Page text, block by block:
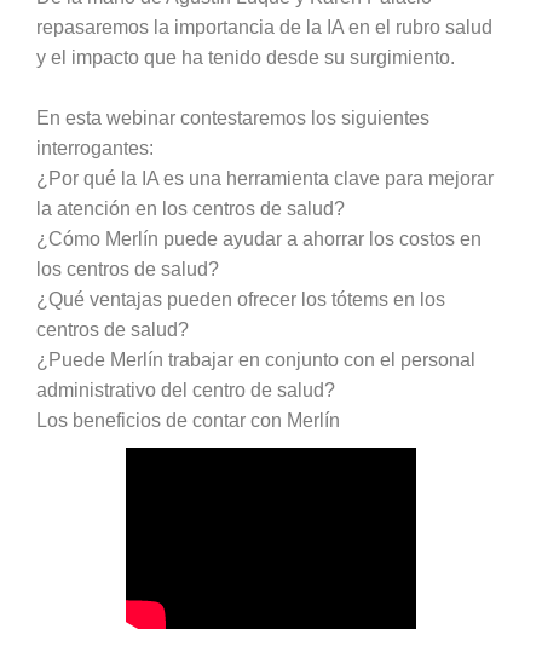
repasaremos la importancia de la IA en el rubro salud
y el impacto que ha tenido desde su surgimiento.
En esta webinar contestaremos los siguientes
interrogantes:
¿Por qué la IA es una herramienta clave para mejorar
la atención en los centros de salud?
¿Cómo Merlín puede ayudar a ahorrar los costos en
los centros de salud?
¿Qué ventajas pueden ofrecer los tótems en los
centros de salud?
¿Puede Merlín trabajar en conjunto con el personal
administrativo del centro de salud?
Los beneficios de contar con Merlín